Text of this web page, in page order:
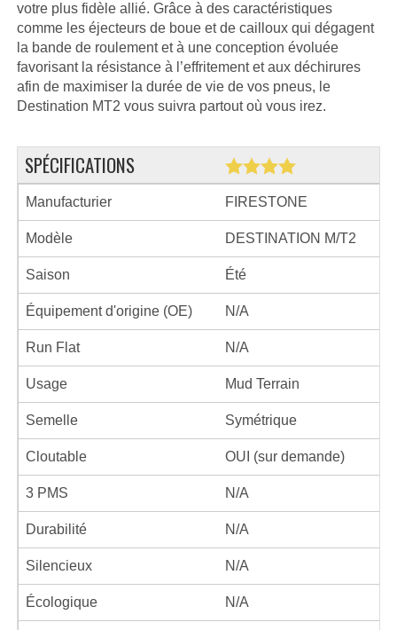
votre plus fidèle allié. Grâce à des caractéristiques
comme les éjecteurs de boue et de cailloux qui dégagent
la bande de roulement et à une conception évoluée
favorisant la résistance à l’effritement et aux déchirures
afin de maximiser la durée de vie de vos pneus, le
Destination MT2 vous suivra partout où vous irez.
SPÉCIFICATIONS
Manufacturier FIRESTONE
Modèle DESTINATION M/T2
Saison Été
Équipement d'origine (OE) N/A
Run Flat N/A
Usage Mud Terrain
Semelle Symétrique
Cloutable OUI (sur demande)
3 PMS N/A
Durabilité N/A
Silencieux N/A
Écologique N/A